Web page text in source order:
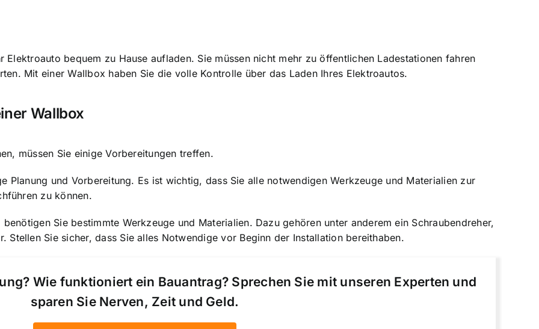
bequem zu Hause aufladen. Sie müssen nicht mehr zu öffentlichen Ladestationen fahren
Mit einer Wallbox haben Sie die volle Kontrolle über das Laden Ihres Elektroautos.
Wallbox
müssen Sie einige Vorbereitungen treffen.
Planung und Vorbereitung. Es ist wichtig, dass Sie alle notwendigen Werkzeuge und Materialien zur
zu können.
Sie bestimmte Werkzeuge und Materialien. Dazu gehören unter anderem ein Schraubendreher,
Stellen Sie sicher, dass Sie alles Notwendige vor Beginn der Installation bereithaben.
Wie funktioniert ein Bauantrag? Sprechen Sie mit unseren Experten und
sparen Sie Nerven, Zeit und Geld.